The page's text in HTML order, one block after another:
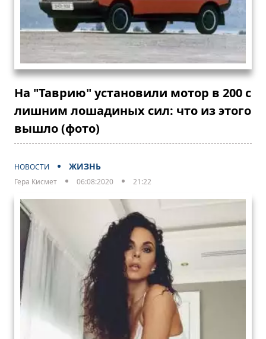
На "Таврию" установили мотор в 200 с
лишним лошадиных сил: что из этого
вышло (фото)
НОВОСТИ ЖИЗНЬ
Гера Кисмет 06:08:2020 21:22